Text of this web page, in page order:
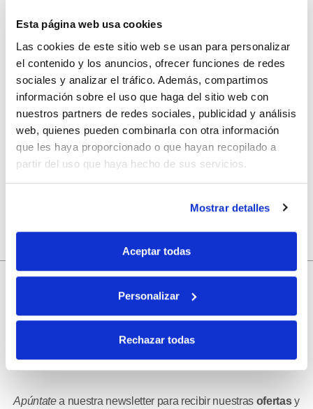
Esta página web usa cookies
Las cookies de este sitio web se usan para personalizar
el contenido y los anuncios, ofrecer funciones de redes
sociales y analizar el tráfico. Además, compartimos
información sobre el uso que haga del sitio web con
nuestros partners de redes sociales, publicidad y análisis
web, quienes pueden combinarla con otra información
que les haya proporcionado o que hayan recopilado a
partir del uso que haya hecho de sus servicios.
Mostrar detalles
Aceptar todas
Personalizar
Rechazar todas
Web
Guarda mi nombre, correo electrónico y web en este
navegador para la próxima vez que comente.
10% de descuento
con tu primera compra.
Apúntatea nuestra newsletter para recibir nuestras ofertasy